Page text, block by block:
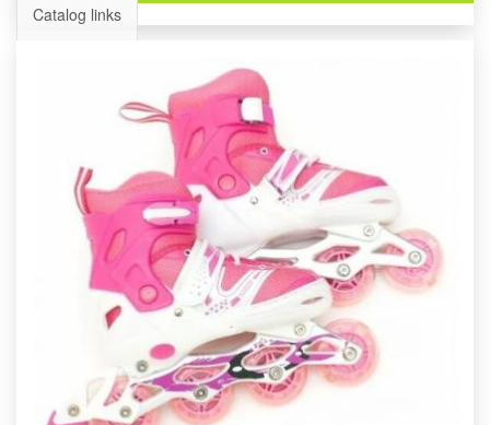
Catalog links